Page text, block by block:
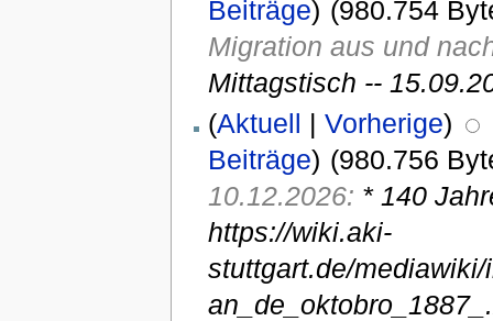
Beiträge) (980.754
Migration aus und
Mittagstisch --
(Aktuell | Vorherige)
Beiträge) (980.756
10.12.2026: * 140
https://wiki.aki-
stuttgart.de/